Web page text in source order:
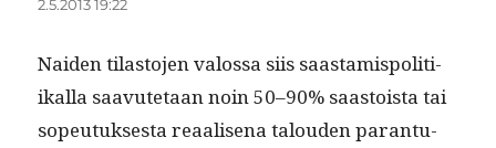
2.5.2013 19:22
Naiden tilas­to­jen val­os­sa siis saas­tamis­poli­ti­
ikalla saavute­taan noin 50–90% saas­toista tai
sopeu­tuk­ses­ta reaalise­na talouden paran­tu­